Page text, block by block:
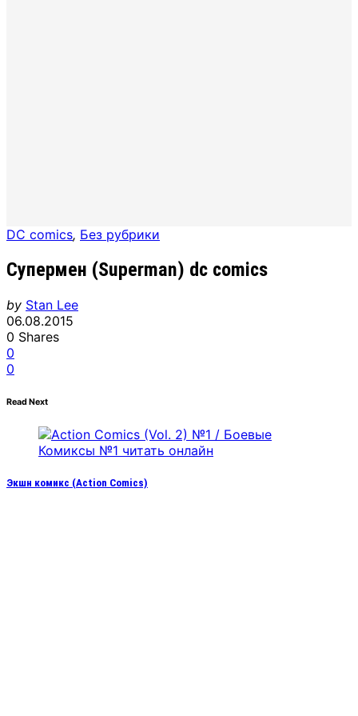
DC comics, Без рубрики
Супермен (Superman) dc comics
by Stan Lee
06.08.2015
0 Shares
0
0
Read Next
Экшн комикс (Action Comics)